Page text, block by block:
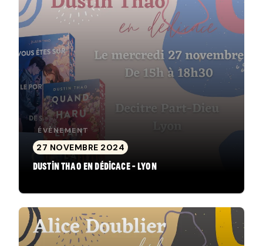
ÉVÈNEMENT
27 NOVEMBRE 2024
Dustin Thao en dédicace - Lyon